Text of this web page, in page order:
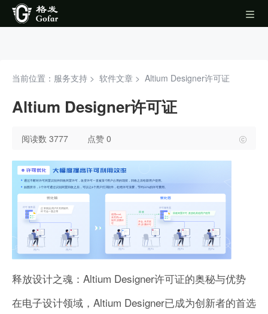
当前位置：服务支持 > 软件文章 > Altium Designer许可证
Altium Designer许可证
阅读数 3777 点赞 0
释放设计之魂：Altium Designer许可证的奥秘与优势
在电子设计领域，Altium Designer已成为创新者的首选